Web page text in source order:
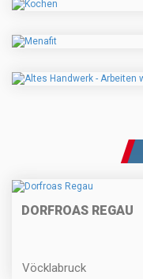
DORFROAS REGAU
Vöcklabruck